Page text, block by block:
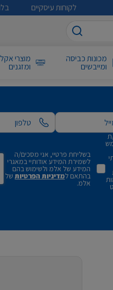
לקוחות עיסקיים
מכונות כביסה
ומייבשים
מוצרי
ומזגנים
בשליחת פרטיי, אני מסכים/ה
לשמירת המידע אודותיי במאגרי
המידע של אלמ ולשימוש בהם
בהתאם למדיניות הפרטיות של
אלמ.